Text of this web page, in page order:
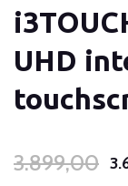
UHD
3.899,00